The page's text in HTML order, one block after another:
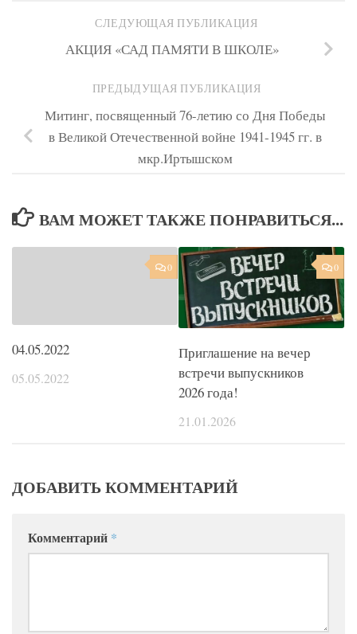
СЛЕДУЮЩАЯ ПУБЛИКАЦИЯ
АКЦИЯ «САД ПАМЯТИ В ШКОЛЕ»
ПРЕДЫДУЩАЯ ПУБЛИКАЦИЯ
Митинг, посвященный 76-летию со Дня Победы
в Великой Отечественной войне 1941-1945 гг. в
мкр.Иртышском
ВАМ МОЖЕТ ТАКЖЕ ПОНРАВИТЬСЯ...
0
04.05.2022
05.05.2022
0
Приглашение на вечер
встречи выпускников
2026 года!
21.01.2026
ДОБАВИТЬ КОММЕНТАРИЙ
Комментарий *